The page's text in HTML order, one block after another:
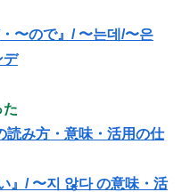
〜ので』/ 〜는데/〜은
デ
た
読み方・意味・活用の仕
』/ 〜지 않다 の意味・活